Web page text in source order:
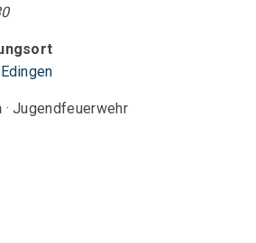
· Jugendfeuerwehr